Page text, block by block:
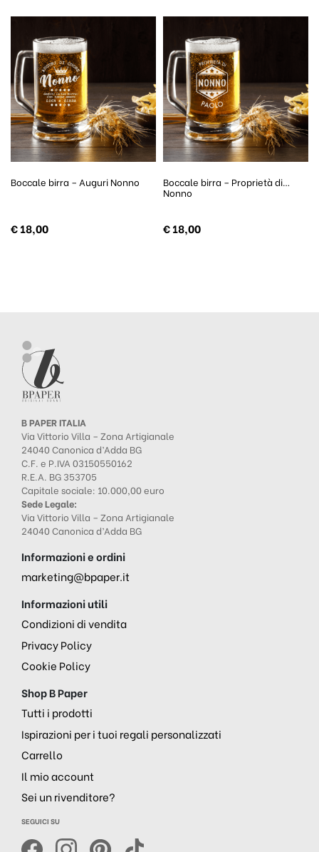
Boccale birra – Auguri Nonno
€18,00
Boccale birra – Proprietà di…
Nonno
€18,00
B PAPER ITALIA
Via Vittorio Villa – Zona Artigianale
24040 Canonica d’Adda BG
C.F. e P.IVA 03150550162
R.E.A. BG 353705
Capitale sociale: 10.000,00 euro
Sede Legale:
Via Vittorio Villa – Zona Artigianale
24040 Canonica d’Adda BG
Informazioni e ordini
marketing@bpaper.it
Informazioni utili
Condizioni di vendita
Privacy Policy
Cookie Policy
Shop B Paper
Tutti i prodotti
Ispirazioni per i tuoi regali personalizzati
Carrello
Il mio account
Sei un rivenditore?
SEGUICI SU